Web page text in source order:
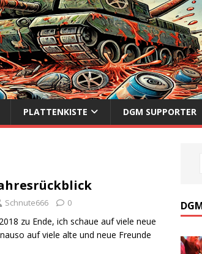
PLATTENKISTE DGM SUPPORTER
Schnute666 0
zu Ende, ich schaue auf viele neue
auf viele alte und neue Freunde